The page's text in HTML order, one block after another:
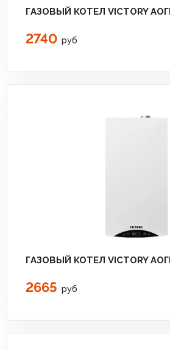
ГАЗОВЫЙ КОТЕЛ VICTORY
2740 руб
ГАЗОВЫЙ КОТЕЛ VICTORY
2665 руб